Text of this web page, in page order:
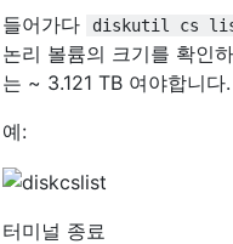
들어가다 diskutil cs
논리 볼륨의 크기를 확인
는 ~ 3.121 TB 여야합니다.
예:
터미널 종료